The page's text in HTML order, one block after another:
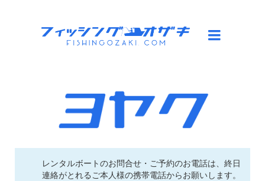
レンタルボートのお問合せ・ご予約のお電話は、終日
連絡がとれるご本人様の携帯電話からお願いします。